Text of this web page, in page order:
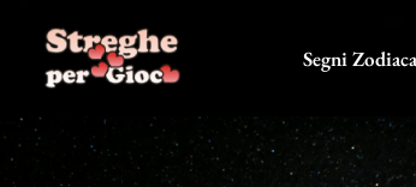
contenuto
Segni